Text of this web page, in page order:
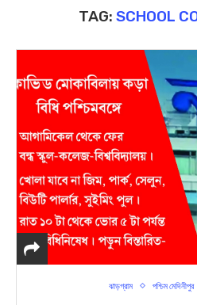
TAG: SCHOOL
ঝাড়গ্রাম পশ্চিম মেদিনীপুর